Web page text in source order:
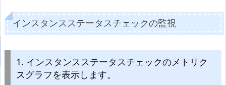
インスタンスステータスチェックの監視
1. インスタンスステータスチェックのメトリク
スグラフを表示します。